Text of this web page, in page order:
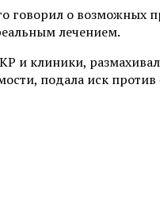
говорил о возможных
лечением.
и клиники,
подала иск против